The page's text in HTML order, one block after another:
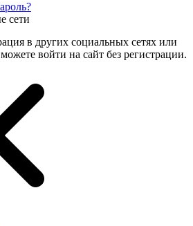
сети
в других социальных сетях или
войти на сайт без регистрации.